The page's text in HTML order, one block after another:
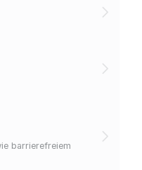
barrierefreiem